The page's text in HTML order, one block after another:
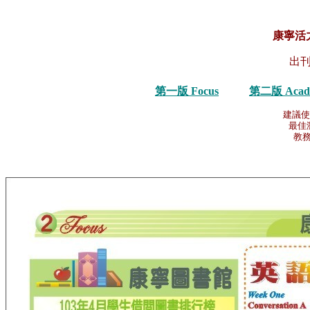
康寧活
出
第一版 Focus 第二版
建議
最佳
教